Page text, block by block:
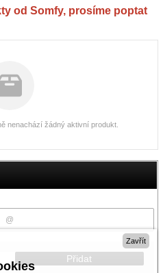
Přidat
od Somfy, prosíme poptat
nenachází žádný aktivní produkt.
Zavřít